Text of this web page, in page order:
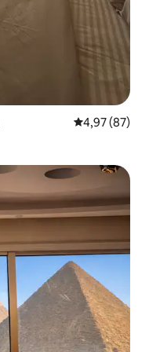
4,97 ud af 5 i
4,97 (87)